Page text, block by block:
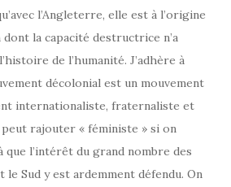
l’Angleterre, elle est à l’origine
dont la capacité destructrice n’a
de l’humanité. J’adhère à
décolonial est un mouvement
internationaliste, fraternaliste et
rajouter « féministe » si on
l’intérêt du grand nombre des
le Sud y est ardemment défendu. On